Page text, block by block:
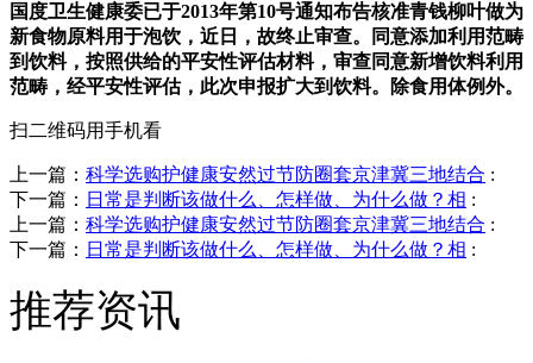
国度卫生健康委已于2013年第10号通知布告核准青钱柳叶做为
新食物原料用于泡饮，近日，故终止审查。同意添加利用范畴
到饮料，按照供给的平安性评估材料，审查同意新增饮料利用
范畴，经平安性评估，此次申报扩大到饮料。除食用体例外。
扫二维码用手机看
上一篇： 科学选购护健康安然过节防圈套京津冀三地结合 :
下一篇： 日常是判断该做什么、怎样做、为什么做？相 :
上一篇： 科学选购护健康安然过节防圈套京津冀三地结合 :
下一篇： 日常是判断该做什么、怎样做、为什么做？相 :
推荐资讯